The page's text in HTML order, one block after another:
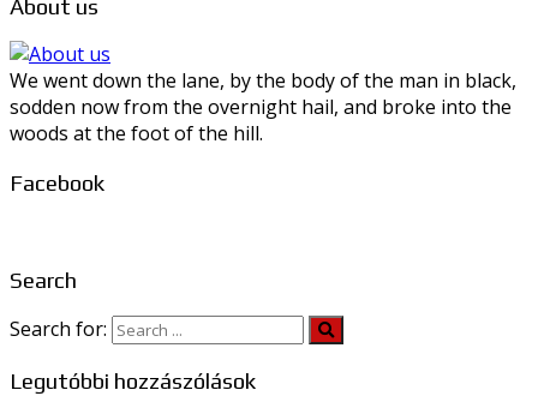
About us
We went down the lane, by the body of the man in black,
sodden now from the overnight hail, and broke into the
woods at the foot of the hill.
Facebook
Search
Search for:
Legutóbbi hozzászólások